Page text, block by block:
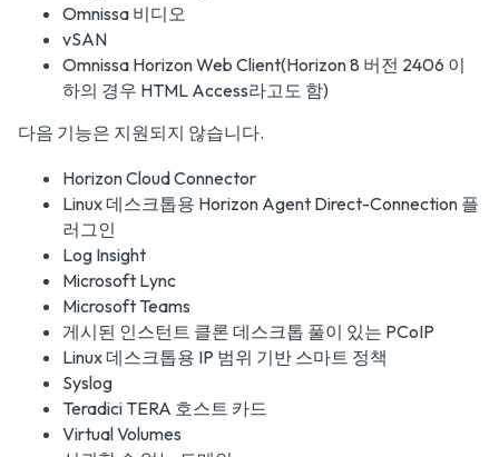
Omnissa 비디오
vSAN
Omnissa Horizon Web Client(Horizon 8 버전 2406 이
하의 경우 HTML Access라고도 함)
다음 기능은 지원되지 않습니다.
Horizon Cloud Connector
Linux 데스크톱용 Horizon Agent Direct-Connection 플
러그인
Log Insight
Microsoft Lync
Microsoft Teams
게시된 인스턴트 클론 데스크톱 풀이 있는 PCoIP
Linux 데스크톱용 IP 범위 기반 스마트 정책
Syslog
Teradici TERA 호스트 카드
Virtual Volumes